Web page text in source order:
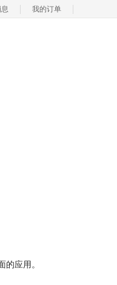
我的订单
的应用。